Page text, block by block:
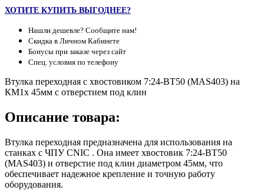
ХОТИТЕ КУПИТЬ ВЫГОДНЕЕ?
Нашли дешевле? Сообщите нам!
Скидка в Личном Кабинете
Бонусы при заказе через сайт
Спец. условия по телефону
Втулка переходная с хвостовиком 7:24-ВТ50 (MAS403) на
КМ1х 45мм с отверстием под клин
Описание товара:
Втулка переходная предназначена для использования на
станках с ЧПУ CNIC . Она имеет хвостовик 7:24-ВТ50
(MAS403) и отверстие под клин диаметром 45мм, что
обеспечивает надежное крепление и точную работу
оборудования.